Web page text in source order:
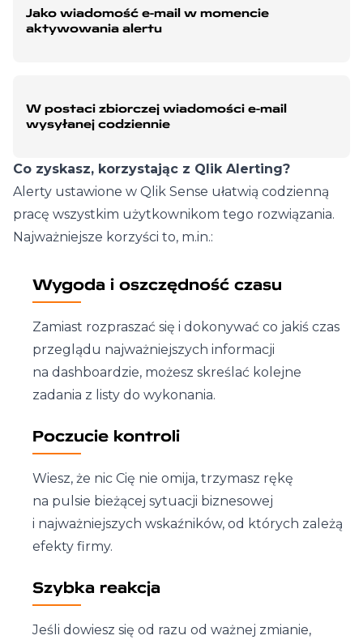
Jako wiadomość e-mail w momencie
aktywowania alertu
W postaci zbiorczej wiadomości e-mail
wysyłanej codziennie
Co zyskasz, korzystając z Qlik Alerting?
Alerty ustawione w Qlik Sense ułatwią codzienną
pracę wszystkim użytkownikom tego rozwiązania.
Najważniejsze korzyści to, m.in.:
Wygoda i oszczędność czasu
Zamiast rozpraszać się i dokonywać co jakiś czas
przeglądu najważniejszych informacji
na dashboardzie, możesz skreślać kolejne
zadania z listy do wykonania.
Poczucie kontroli
Wiesz, że nic Cię nie omija, trzymasz rękę
na pulsie bieżącej sytuacji biznesowej
i najważniejszych wskaźników, od których zależą
efekty firmy.
Szybka reakcja
Jeśli dowiesz się od razu od ważnej zmianie,